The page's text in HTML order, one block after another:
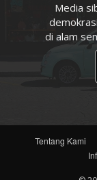
Media
di alam
Tentang Kami